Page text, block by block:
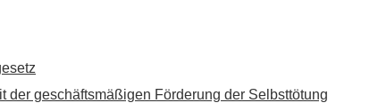
der geschäftsmäßigen Förderung der Selbsttötung